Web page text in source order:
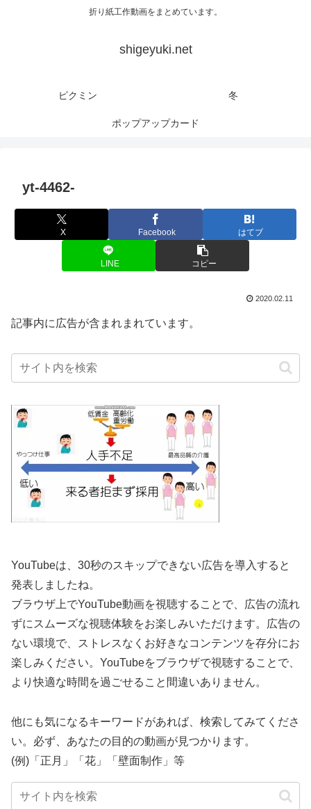
折り紙工作動画をまとめています。
shigeyuki.net
ピクミン 冬
ポップアップカード
yt-4462-
X Facebook はてブ
LINE コピー
2020.02.11
記事内に広告が含まれまれています。
YouTubeは、30秒のスキップできない広告を導入すると
発表しましたね。
ブラウザ上でYouTube動画を視聴することで、広告の流れ
ずにスムーズな視聴体験をお楽しみいただけます。広告の
ない環境で、ストレスなくお好きなコンテンツを存分にお
楽しみください。YouTubeをブラウザで視聴することで、
より快適な時間を過ごせること間違いありません。
他にも気になるキーワードがあれば、検索してみてくださ
い。必ず、あなたの目的の動画が見つかります。
(例)「正月」「花」「壁面制作」等